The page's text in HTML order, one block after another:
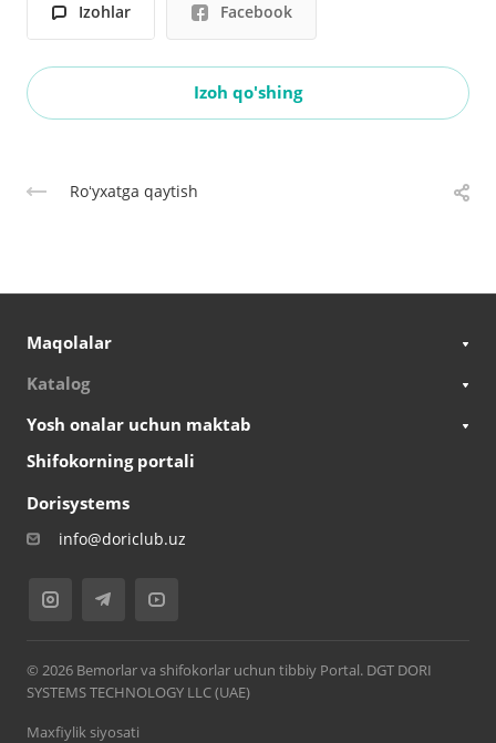
Izohlar Facebook
Izoh qo'shing
Roʻyxatga qaytish
Maqolalar
Katalog
Yosh onalar uchun maktab
Shifokorning portali
Dorisystems
info@doriclub.uz
© 2026 Bemorlar va shifokorlar uchun tibbiy Portal. DGT DORI
SYSTEMS TECHNOLOGY LLC (UAE)
Maxfiylik siyosati